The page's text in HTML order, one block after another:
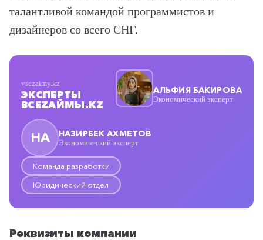
талантливой командой программистов и
дизайнеров со всего СНГ.
vsezaimy.kz
ЭКСПЕРТЫ
ВСЕZAЙМЫ.KZ
АЛЬФИЯ БАКИРОВА
Экономический эксперт
НА НАЗИРБЕК АХМЕТОВ
Экономический эксперт
Команда разработки
Юридический отдел
Реквизиты компании